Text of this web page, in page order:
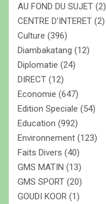
AU FOND DU SUJET (2)
CENTRE D'INTERET (2)
Culture (396)
Diambakatang (12)
Diplomatie (24)
DIRECT (12)
Economie (647)
Edition Speciale (54)
Education (992)
Environnement (123)
Faits Divers (40)
GMS MATIN (13)
GMS SPORT (20)
GOUDI KOOR (1)